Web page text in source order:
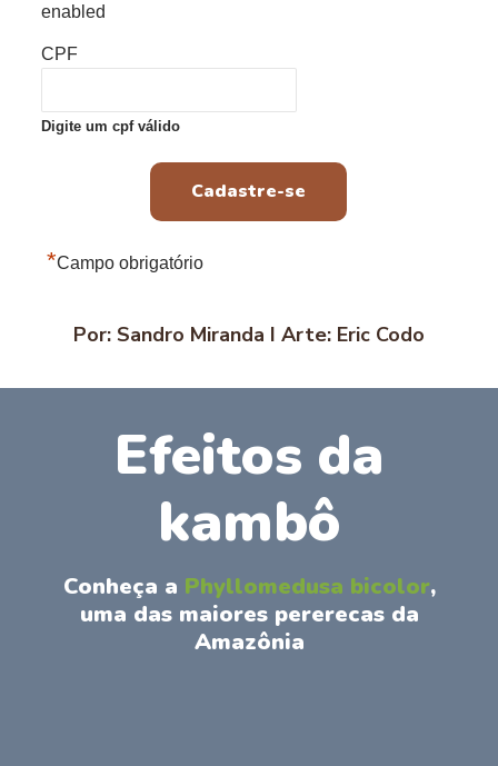
enabled
CPF
Digite um cpf válido
*Campo obrigatório
Por: Sandro Miranda I Arte: Eric Codo
Efeitos da
kambô
Conheça a Phyllomedusa bicolor,
uma das maiores pererecas da
Amazônia